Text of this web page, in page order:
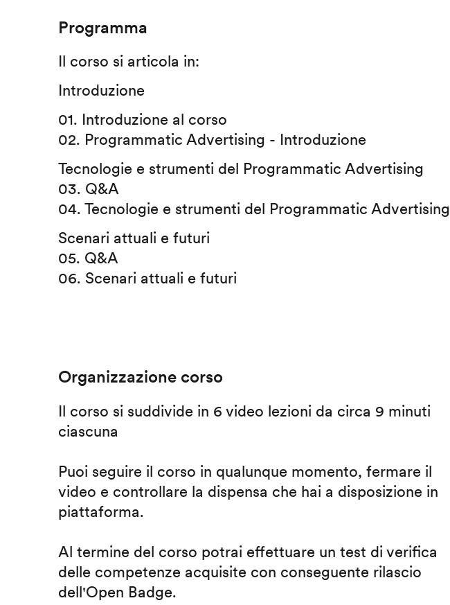
Programma
Il corso si articola in:
Introduzione
01. Introduzione al corso
02. Programmatic Advertising - Introduzione
Tecnologie e strumenti del Programmatic Advertising
03. Q&A
04. Tecnologie e strumenti del Programmatic Advertising
Scenari attuali e futuri
05. Q&A
06. Scenari attuali e futuri
Organizzazione corso
Il corso si suddivide in 6 video lezioni da circa 9 minuti
ciascuna
Puoi seguire il corso in qualunque momento, fermare il
video e controllare la dispensa che hai a disposizione in
piattaforma.
Al termine del corso potrai effettuare un test di verifica
delle competenze acquisite con conseguente rilascio
dell'Open Badge.